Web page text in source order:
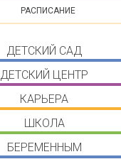
РАСПИСАНИЕ
ДЕТСКИЙ САД
ДЕТСКИЙ ЦЕНТР
КАРЬЕРА
ШКОЛА
БЕРЕМЕННЫМ